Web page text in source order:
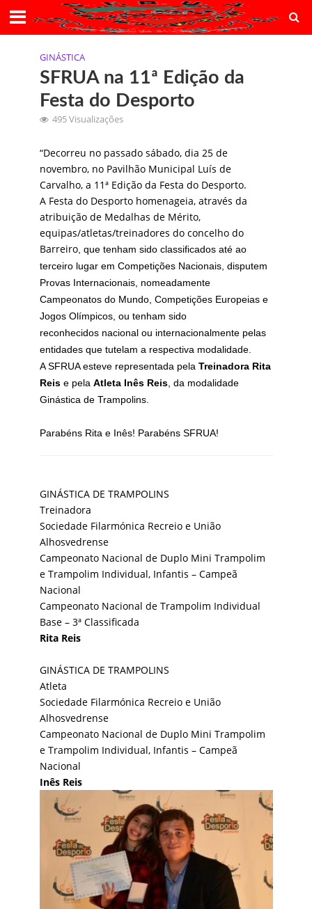
GINÁSTICA
SFRUA na 11ª Edição da
Festa do Desporto
495 Visualizações
“Decorreu no passado sábado, dia 25 de
novembro, no Pavilhão Municipal Luís de
Carvalho, a 11ª Edição da Festa do Desporto.
A Festa do Desporto homenageia, através da
atribuição de Medalhas de Mérito,
equipas/atletas/treinadores do concelho do
Barreiro, que tenham sido classificados até ao
terceiro lugar em Competições Nacionais, disputem
Provas Internacionais, nomeadamente
Campeonatos do Mundo, Competições Europeias e
Jogos Olímpicos, ou tenham sido
reconhecidos nacional ou internacionalmente pelas
entidades que tutelam a respectiva modalidade.
A SFRUA esteve representada pela Treinadora Rita
Reise pela Atleta Inês Reis, da modalidade
Ginástica de Trampolins.
Parabéns Rita e Inês! Parabéns SFRUA!
GINÁSTICA DE TRAMPOLINS
Treinadora
Sociedade Filarmónica Recreio e União
Alhosvedrense
Campeonato Nacional de Duplo Mini Trampolim
e Trampolim Individual, Infantis – Campeã
Nacional
Campeonato Nacional de Trampolim Individual
Base – 3ª Classificada
Rita Reis
GINÁSTICA DE TRAMPOLINS
Atleta
Sociedade Filarmónica Recreio e União
Alhosvedrense
Campeonato Nacional de Duplo Mini Trampolim
e Trampolim Individual, Infantis – Campeã
Nacional
Inês Reis